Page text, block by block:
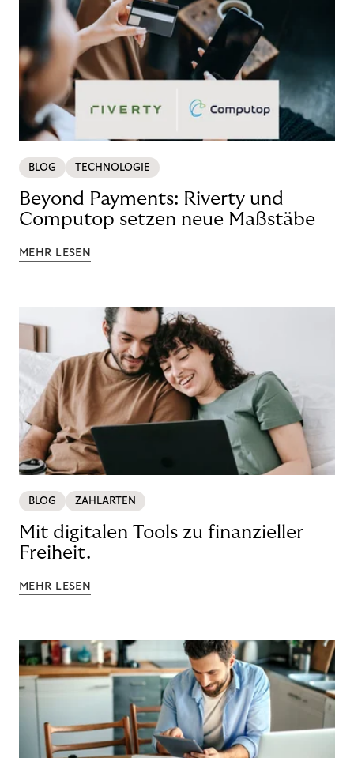
BLOG TECHNOLOGIE
Beyond Payments: Riverty und
Computop setzen neue Maßstäbe
MEHR LESEN
BLOG ZAHLARTEN
Mit digitalen Tools zu finanzieller
Freiheit.
MEHR LESEN